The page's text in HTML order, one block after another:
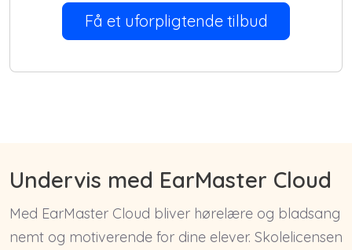
Få et uforpligtende tilbud
Undervis med EarMaster Cloud
Med EarMaster Cloud bliver hørelære og bladsang
nemt og motiverende for dine elever. Skolelicensen